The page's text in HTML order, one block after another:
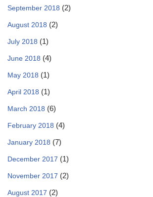
September 2018 (2)
August 2018 (2)
July 2018 (1)
June 2018 (4)
May 2018 (1)
April 2018 (1)
March 2018 (6)
February 2018 (4)
January 2018 (7)
December 2017 (1)
November 2017 (2)
August 2017 (2)